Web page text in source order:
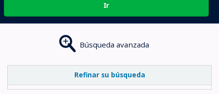
Ir
Búsqueda avanzada
Refinar su búsqueda